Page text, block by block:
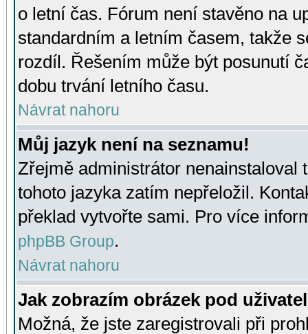
o letní čas. Fórum není stavěno na
standardním a letním časem, takže
rozdíl. Řešením může být posunutí
dobu trvání letního času.
Návrat nahoru
Můj jazyk není na seznamu!
Zřejmě administrátor nenainstaloval
tohoto jazyka zatím nepřeložil.
překlad vytvořte sami. Pro více
phpBB Group.
Návrat nahoru
Jak zobrazím obrázek pod
Možná, že jste zaregistrovali při